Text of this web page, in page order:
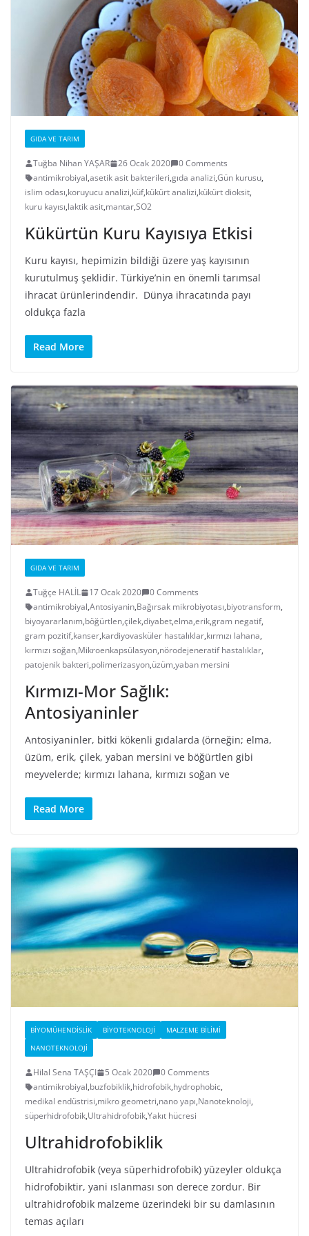
GIDA VE TARIM
Tuğba Nihan YAŞAR 26 Ocak 2020
0 Comments
antimikrobiyal,asetik asit bakterileri,gıda analizi,Gün kurusu,
islim odası,koruyucu analizi,küf,kükürt analizi,kükürt dioksit,
kuru kayısı,laktik asit,mantar,SO2
Kükürtün Kuru Kayısıya Etkisi
Kuru kayısı, hepimizin bildiği üzere yaş kayısının
kurutulmuş şeklidir. Türkiye’nin en önemli tarımsal
ihracat ürünlerindendir. Dünya ihracatında payı
oldukça fazla
Read More
GIDA VE TARIM
Tuğçe HALİL 17 Ocak 2020
0 Comments
antimikrobiyal,Antosiyanin,Bağırsak mikrobiyotası,biyotransform,
biyoyararlanım,böğürtlen,çilek,diyabet,elma,erik,gram negatif,
gram pozitif,kanser,kardiyovasküler hastalıklar,kırmızı lahana,
kırmızı soğan,Mikroenkapsülasyon,nörodejeneratif hastalıklar,
patojenik bakteri,polimerizasyon,üzüm,yaban mersini
Kırmızı-Mor Sağlık:
Antosiyaninler
Antosiyaninler, bitki kökenli gıdalarda (örneğin; elma,
üzüm, erik, çilek, yaban mersini ve böğürtlen gibi
meyvelerde; kırmızı lahana, kırmızı soğan ve
Read More
BIYOMÜHENDISLIK BIYOTEKNOLOJI
MALZEME BILIMI
NANOTEKNOLOJI
Hilal Sena TAŞÇI 5 Ocak 2020
0 Comments
antimikrobiyal,buzfobiklik,hidrofobik,hydrophobic,
medikal endüstrisi,mikro geometri,nano yapı,Nanoteknoloji,
süperhidrofobik,Ultrahidrofobik,Yakıt hücresi
Ultrahidrofobiklik
Ultrahidrofobik (veya süperhidrofobik) yüzeyler oldukça
hidrofobiktir, yani ıslanması son derece zordur. Bir
ultrahidrofobik malzeme üzerindeki bir su damlasının
temas açıları